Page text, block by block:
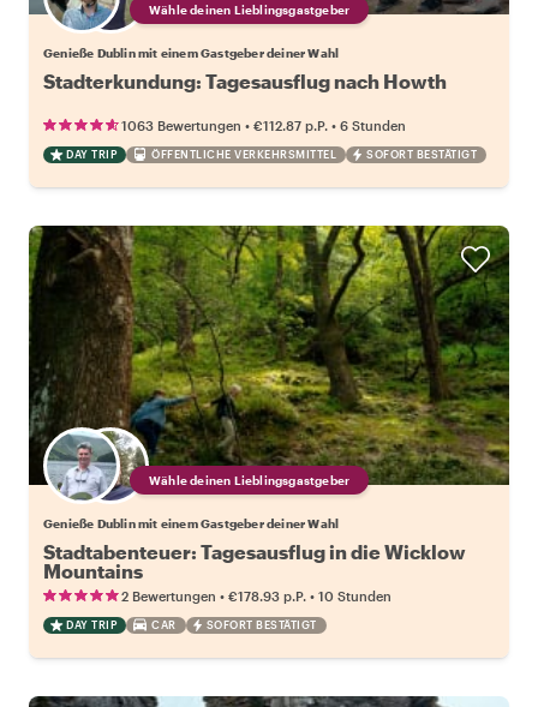
Wähle deinen Lieblingsgastgeber
Genieße Dublin mit einem Gastgeber deiner Wahl
Stadterkundung: Tagesausflug nach Howth
1063 Bewertungen • €112.87 p.P. • 6 Stunden
DAY TRIP ÖFFENTLICHE VERKEHRSMITTEL SOFORT BESTÄTIGT
Wähle deinen Lieblingsgastgeber
Genieße Dublin mit einem Gastgeber deiner Wahl
Stadtabenteuer: Tagesausflug in die Wicklow
Mountains
2 Bewertungen • €178.93 p.P. • 10 Stunden
DAY TRIP CAR SOFORT BESTÄTIGT